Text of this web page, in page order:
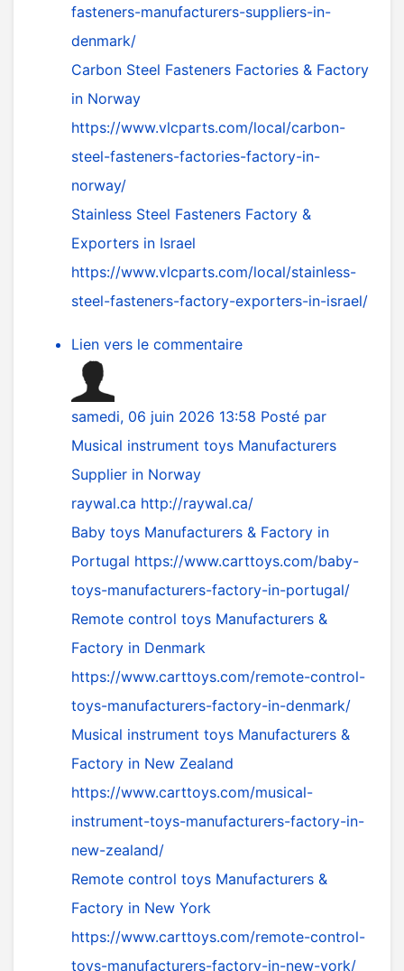
fasteners-manufacturers-suppliers-in-
denmark/
Carbon Steel Fasteners Factories & Factory
in Norway
https://www.vlcparts.com/local/carbon-
steel-fasteners-factories-factory-in-
norway/
Stainless Steel Fasteners Factory &
Exporters in Israel
https://www.vlcparts.com/local/stainless-
steel-fasteners-factory-exporters-in-israel/
Lien vers le commentaire
samedi, 06 juin 2026 13:58 Posté par
Musical instrument toys Manufacturers
Supplier in Norway
raywal.ca http://raywal.ca/
Baby toys Manufacturers & Factory in
Portugal https://www.carttoys.com/baby-
toys-manufacturers-factory-in-portugal/
Remote control toys Manufacturers &
Factory in Denmark
https://www.carttoys.com/remote-control-
toys-manufacturers-factory-in-denmark/
Musical instrument toys Manufacturers &
Factory in New Zealand
https://www.carttoys.com/musical-
instrument-toys-manufacturers-factory-in-
new-zealand/
Remote control toys Manufacturers &
Factory in New York
https://www.carttoys.com/remote-control-
toys-manufacturers-factory-in-new-york/